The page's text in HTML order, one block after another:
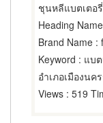
ชุนหลีแบตเตอ
Heading Name
Brand Name :
Keyword : แบ
อำเภอเมืองนค
Views : 519